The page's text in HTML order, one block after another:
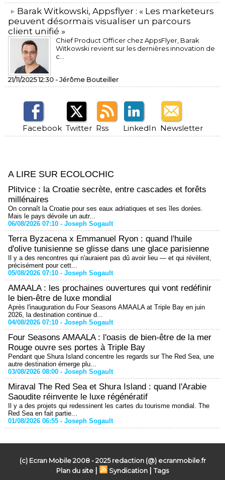
​Barak Witkowski, Appsflyer : « Les marketeurs
peuvent désormais visualiser un parcours
client unifié »
Chief Product Officer chez AppsFlyer, ​Barak
Witkowski revient sur les dernières innovation de
c...
21/11/2025 12:30 -Jérôme Bouteiller
Facebook Twitter Rss LinkedIn Newsletter
A LIRE SUR ECOLOCHIC
Plitvice : la Croatie secrète, entre cascades et forêts
millénaires
On connaît la Croatie pour ses eaux adriatiques et ses îles dorées.
Mais le pays dévoile un autr...
06/08/2026 07:10 - Joseph Sogault
Terra Byzacena x Emmanuel Ryon : quand l'huile
d'olive tunisienne se glisse dans une glace parisienne
Il y a des rencontres qui n'auraient pas dû avoir lieu — et qui révèlent,
précisément pour cett...
05/08/2026 07:10 - Joseph Sogault
AMAALA : les prochaines ouvertures qui vont redéfinir
le bien-être de luxe mondial
Après l'inauguration du Four Seasons AMAALA at Triple Bay en juin
2026, la destination continue d...
04/08/2026 07:10 - Joseph Sogault
Four Seasons AMAALA : l'oasis de bien-être de la mer
Rouge ouvre ses portes à Triple Bay
Pendant que Shura Island concentre les regards sur The Red Sea, une
autre destination émerge plu...
03/08/2026 08:00 - Joseph Sogault
Miraval The Red Sea et Shura Island : quand l'Arabie
Saoudite réinvente le luxe régénératif
Il y a des projets qui redessinent les cartes du tourisme mondial. The
Red Sea en fait partie...
01/08/2026 06:55 - Joseph Sogault
(c) Ecran Mobile 2008 - 2025 redaction (@) ecranmobile.fr
Plan du site | Syndication |Tags